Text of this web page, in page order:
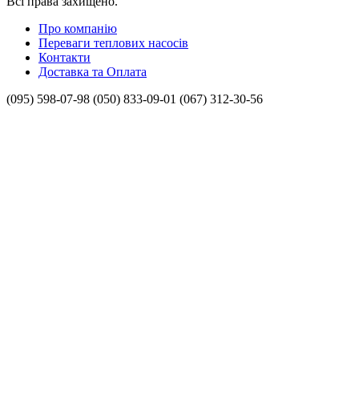
Про компанію
Переваги теплових насосів
Контакти
Доставка та Оплата
(095) 598-07-98 (050) 833-09-01 (067) 312-30-56